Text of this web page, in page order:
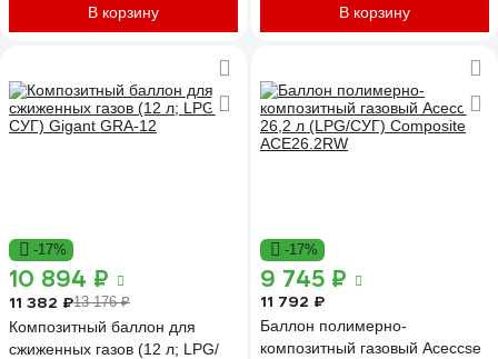
В корзину В корзину
-17%
10 894 ₽
11 382 ₽13 176 ₽
Композитный баллон для
сжиженных газов (12 л; LPG/
-17%
9 745 ₽
11 792 ₽
Баллон полимерно-
композитный газовый Aceccse